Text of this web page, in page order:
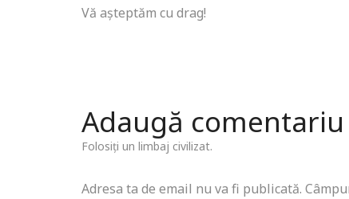
Vă așteptăm cu drag!
Adaugă comentariu
Folosiți un limbaj civilizat.
Adresa ta de email nu va fi publicată.